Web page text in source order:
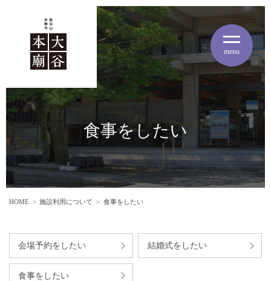
menu
食事をしたい
HOME 施設利用について 食事をしたい
会場予約をしたい 結婚式をしたい
食事をしたい